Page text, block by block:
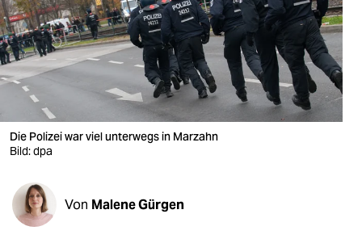
berlin
nord
wahrheit
verlag
verlag
veranstaltungen
shop
Die Polizei war viel unterwegs in Marzahn
Bild: dpa
Von Malene Gürgen